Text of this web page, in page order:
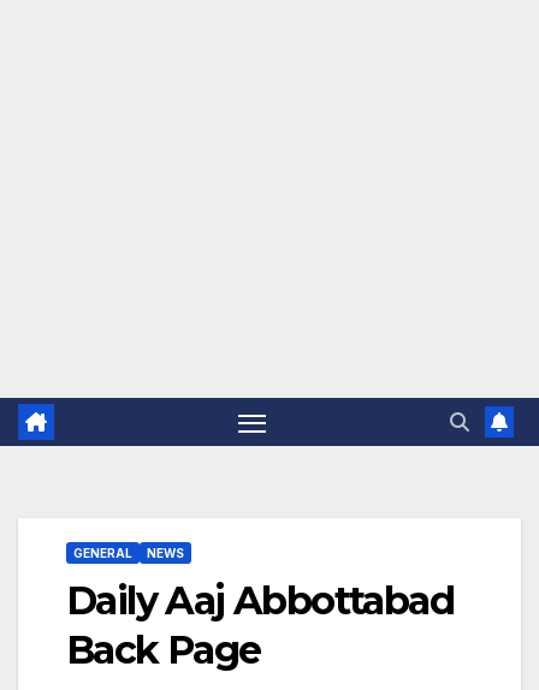
GENERAL NEWS
Daily Aaj Abbottabad
Back Page